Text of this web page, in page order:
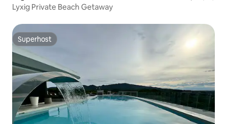
Lyxig Private Beach Getaway
Superhost
Superhost